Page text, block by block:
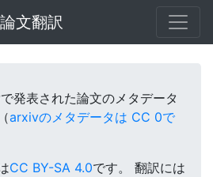
文翻訳
発表された論文のメタデータ
arxivのメタデータは CC 0で
CC BY-SA 4.0です。 翻訳には